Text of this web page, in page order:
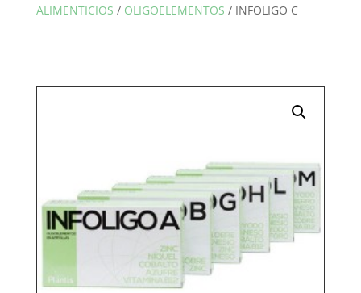
ALIMENTICIOS / OLIGOELEMENTOS / INFOLIGO C